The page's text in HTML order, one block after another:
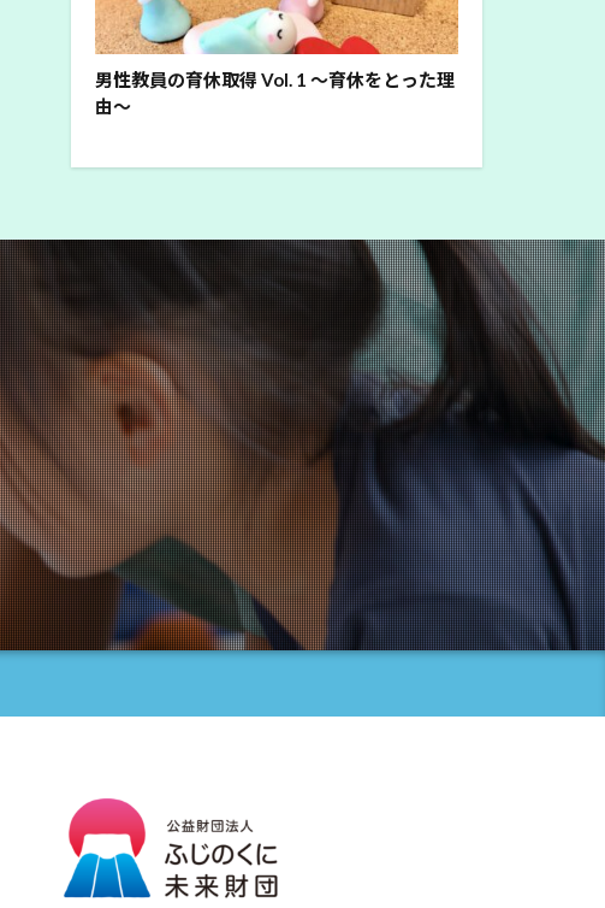
男性教員の育休取得 Vol. 1 ～育休をとった理
由～